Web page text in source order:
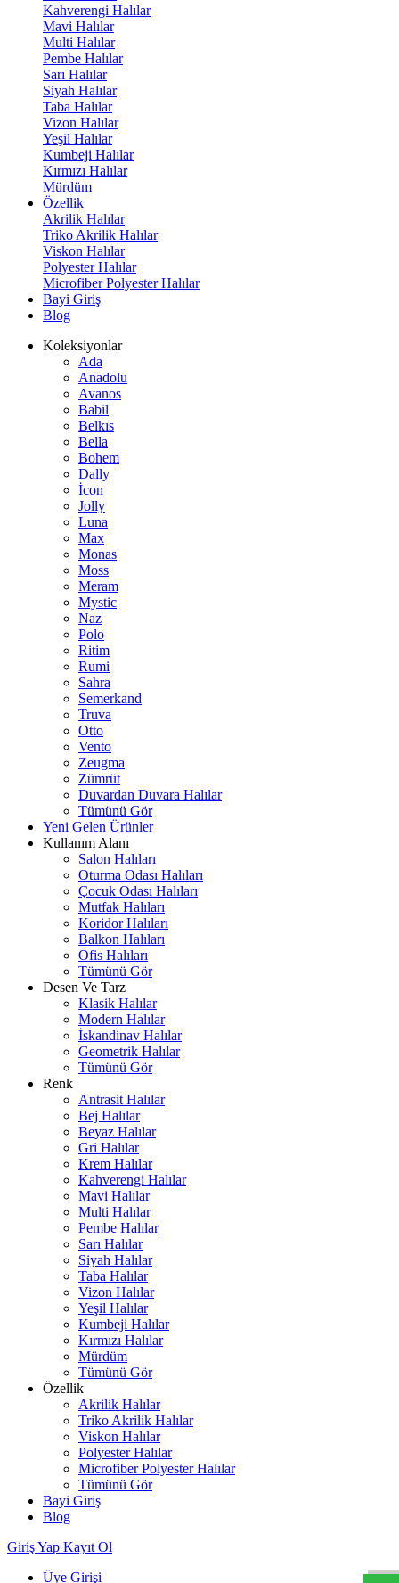
Kahverengi Halılar
Mavi Halılar
Multi Halılar
Pembe Halılar
Sarı Halılar
Siyah Halılar
Taba Halılar
Vizon Halılar
Yeşil Halılar
Kumbeji Halılar
Kırmızı Halılar
Mürdüm
Özellik
Akrilik Halılar
Triko Akrilik Halılar
Viskon Halılar
Polyester Halılar
Microfiber Polyester Halılar
Bayi Giriş
Blog
Koleksiyonlar
Ada
Anadolu
Avanos
Babil
Belkıs
Bella
Bohem
Dally
İcon
Jolly
Luna
Max
Monas
Moss
Meram
Mystic
Naz
Polo
Ritim
Rumi
Sahra
Semerkand
Truva
Otto
Vento
Zeugma
Zümrüt
Duvardan Duvara Halılar
Tümünü Gör
Yeni Gelen Ürünler
Kullanım Alanı
Salon Halıları
Oturma Odası Halıları
Çocuk Odası Halıları
Mutfak Halıları
Koridor Halıları
Balkon Halıları
Ofis Halıları
Tümünü Gör
Desen Ve Tarz
Klasik Halılar
Modern Halılar
İskandinav Halılar
Geometrik Halılar
Tümünü Gör
Renk
Antrasit Halılar
Bej Halılar
Beyaz Halılar
Gri Halılar
Krem Halılar
Kahverengi Halılar
Mavi Halılar
Multi Halılar
Pembe Halılar
Sarı Halılar
Siyah Halılar
Taba Halılar
Vizon Halılar
Yeşil Halılar
Kumbeji Halılar
Kırmızı Halılar
Mürdüm
Tümünü Gör
Özellik
Akrilik Halılar
Triko Akrilik Halılar
Viskon Halılar
Polyester Halılar
Microfiber Polyester Halılar
Tümünü Gör
Bayi Giriş
Blog
Giriş Yap Kayıt Ol
Üye Girişi